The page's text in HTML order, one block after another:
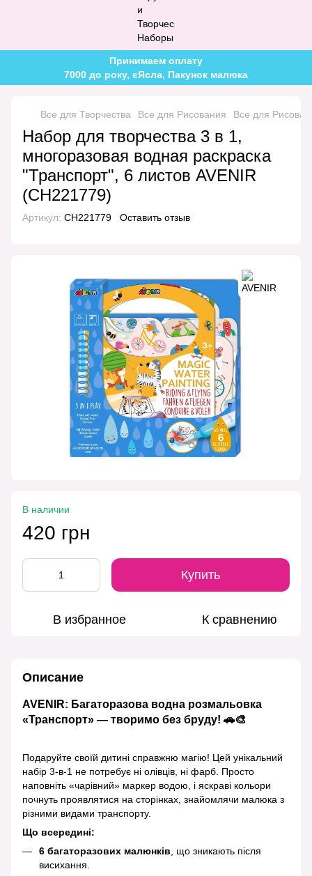
Принимаем оплату
7000 до року, єЯсла, Пакунок малюка
Все для Творчества Все для Рисования Все для
Набор для творчества 3 в 1,
многоразовая водная раскраска
"Транспорт", 6 листов AVENIR
(CH221779)
Артикул: CH221779 Оставить отзыв
В наличии
420 грн
Купить
В избранное К сравнению
Описание
AVENIR: Багаторазова водна розмальовка
«Транспорт» — творимо без бруду! 🚗🎨
Подаруйте своїй дитині справжню магію! Цей унікальний
набір 3-в-1 не потребує ні олівців, ні фарб. Просто
наповніть «чарівний» маркер водою, і яскраві кольори
почнуть проявлятися на сторінках, знайомлячи малюка з
різними видами транспорту.
Що всередині:
6 багаторазових малюнків , що зникають після
висихання.